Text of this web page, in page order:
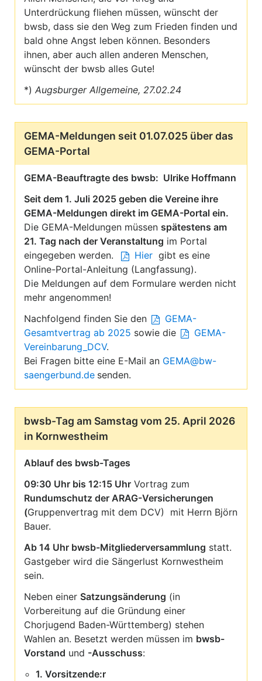
Unterdrückung fliehen müssen, wünscht der
bwsb, dass sie den Weg zum Frieden finden und
bald ohne Angst leben können. Besonders
ihnen, aber auch allen anderen Menschen,
wünscht der bwsb alles Gute!
*) Augsburger Allgemeine, 27.02.24
GEMA-Meldungen seit 01.07.025 über das
GEMA-Portal
GEMA-Beauftragte des bwsb: Ulrike Hoffmann
Seit dem 1. Juli 2025 geben die Vereine ihre
GEMA-Meldungen direkt im GEMA-Portal ein.
Die GEMA-Meldungen müssen spätestens am
21. Tag nach der Veranstaltung im Portal
eingegeben werden.
Hier gibt es eine
Online-Portal-Anleitung (Langfassung).
Die Meldungen auf dem Formulare werden nicht
mehr angenommen!
Nachfolgend finden Sie den
GEMA-
Gesamtvertrag ab 2025 sowie die
GEMA-
Vereinbarung_DCV.
Bei Fragen bitte eine E-Mail an GEMA@bw-
saengerbund.de senden.
bwsb-Tag am Samstag vom 25. April 2026
in Kornwestheim
Ablauf des bwsb-Tages
09:30 Uhr bis 12:15 Uhr Vortrag zum
Rundumschutz der ARAG-Versicherungen
(Gruppenvertrag mit dem DCV) mit Herrn Björn
Bauer.
Ab 14 Uhr bwsb-Mitgliederversammlung statt.
Gastgeber wird die Sängerlust Kornwestheim
sein.
Neben einer Satzungsänderung (in
Vorbereitung auf die Gründung einer
Chorjugend Baden-Württemberg) stehen
Wahlen an. Besetzt werden müssen im bwsb-
Vorstand und -Ausschuss:
1. Vorsitzende:r